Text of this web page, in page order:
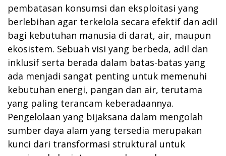
pembatasan konsumsi dan eksploitasi yang
berlebihan agar terkelola secara efektif dan adil
bagi kebutuhan manusia di darat, air, maupun
ekosistem. Sebuah visi yang berbeda, adil dan
inklusif serta berada dalam batas-batas yang
ada menjadi sangat penting untuk memenuhi
kebutuhan energi, pangan dan air, terutama
yang paling terancam keberadaannya.
Pengelolaan yang bijaksana dalam mengolah
sumber daya alam yang tersedia merupakan
kunci dari transformasi struktural untuk